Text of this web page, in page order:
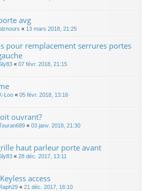
avg
« 13 mars 2018, 21:25
pour remplacement serrures portes
« 07 févr. 2018, 21:15
K-Loo « 05 févr. 2018, 13:16
ouvrant?
« 03 janv. 2018, 21:30
haut parleur porte avant
« 28 déc. 2017, 13:11
access
Raph29 « 21 déc. 2017, 16:10